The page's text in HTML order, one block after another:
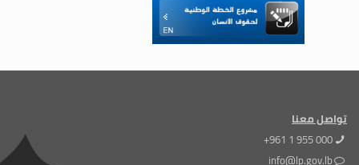
تواصل معنا
+961 1 955 000
info@lp.gov.lb